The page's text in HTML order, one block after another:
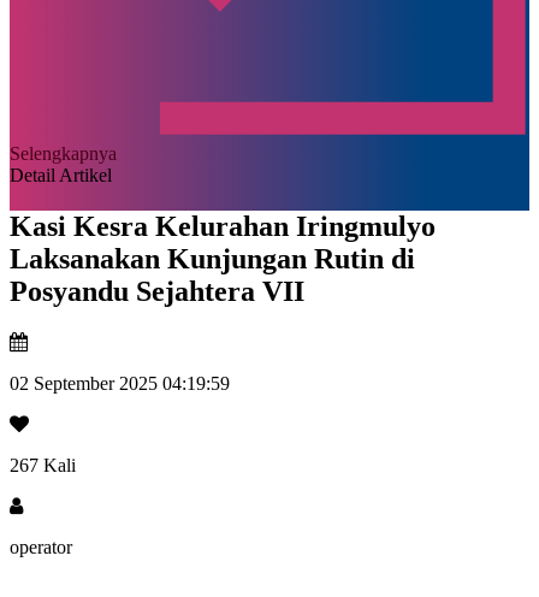
Selengkapnya
Detail Artikel
Kasi Kesra Kelurahan Iringmulyo
Laksanakan Kunjungan Rutin di
Posyandu Sejahtera VII
02 September 2025 04:19:59
267 Kali
operator